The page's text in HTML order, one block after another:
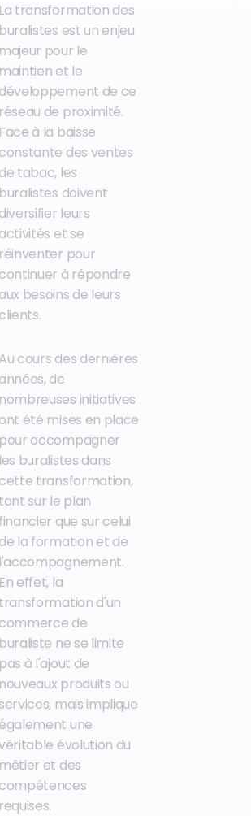
La transformation des
buralistes est un enjeu
majeur pour le
maintien et le
développement de ce
réseau de proximité.
Face à la baisse
constante des ventes
de tabac, les
buralistes doivent
diversifier leurs
activités et se
réinventer pour
continuer à répondre
aux besoins de leurs
clients.
Au cours des dernières
années, de
nombreuses initiatives
ont été mises en place
pour accompagner
les buralistes dans
cette transformation,
tant sur le plan
financier que sur celui
de la formation et de
l'accompagnement.
En effet, la
transformation d'un
commerce de
buraliste ne se limite
pas à l'ajout de
nouveaux produits ou
services, mais implique
également une
évolution du
métier et des
compétences
requises.